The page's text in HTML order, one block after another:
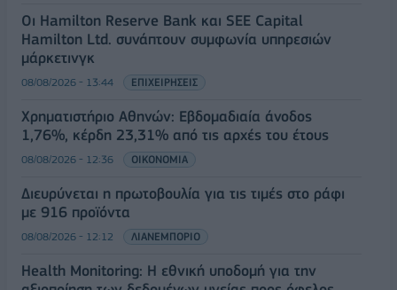
Οι Hamilton Reserve Bank και SEE Capital
Hamilton Ltd. συνάπτουν συμφωνία υπηρεσιών
μάρκετινγκ
08/08/2026 - 13:44 ΕΠΙΧΕΙΡΗΣΕΙΣ
Χρηματιστήριο Αθηνών: Εβδομαδιαία άνοδος
1,76%, κέρδη 23,31% από τις αρχές του έτους
08/08/2026 - 12:36 ΟΙΚΟΝΟΜΙΑ
Διευρύνεται η πρωτοβουλία για τις τιμές στο ράφι
με 916 προϊόντα
08/08/2026 - 12:12 ΛΙΑΝΕΜΠΟΡΙΟ
Health Monitoring: Η εθνική υποδομή για την